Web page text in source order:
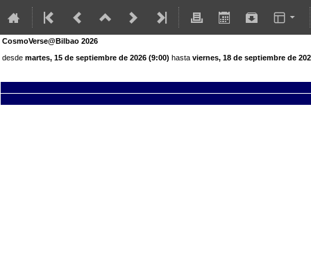
CosmoVerse@Bilbao 2026
desde martes, 15 de septiembre de 2026 (9:00) hasta viernes, 18 de septiembre de